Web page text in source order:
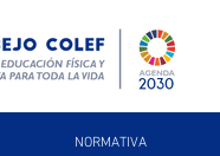
NORMATIVA